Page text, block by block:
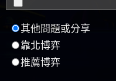
其他問題或分享
靠北博弈
推薦博弈